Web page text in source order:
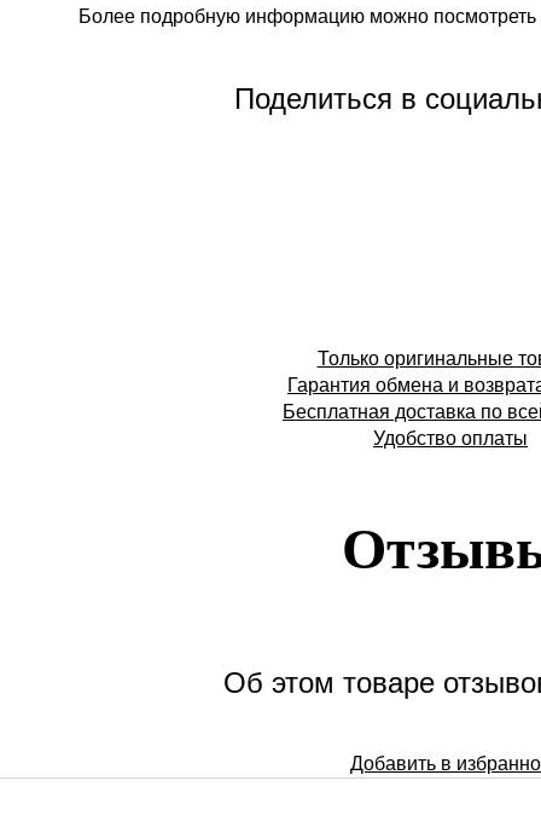
Более подробную информацию можно посмотреть
Поделиться в
Только оригинальные
Гарантия обмена и
Бесплатная доставка по
Удобство оплаты
Об этом товаре
Добавить в